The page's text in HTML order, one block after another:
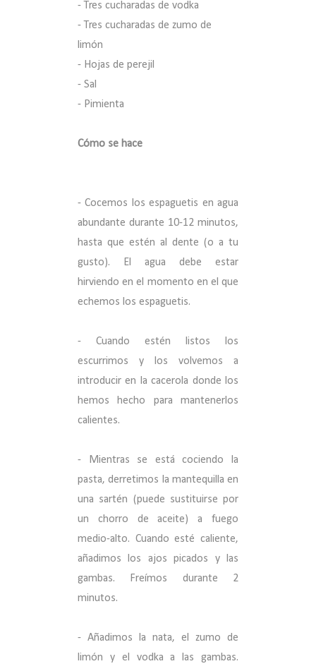
- Tres cucharadas de vodka
- Tres cucharadas de zumo de
limón
- Hojas de perejil
- Sal
- Pimienta
Cómo se hace
- Cocemos los espaguetis en agua
abundante durante 10-12 minutos,
hasta que estén al dente (o a tu
gusto). El agua debe estar
hirviendo en el momento en el que
echemos los espaguetis.
- Cuando estén listos los
escurrimos y los volvemos a
introducir en la cacerola donde los
hemos hecho para mantenerlos
calientes.
- Mientras se está cociendo la
pasta, derretimos la mantequilla en
una sartén (puede sustituirse por
un chorro de aceite) a fuego
medio-alto. Cuando esté caliente,
añadimos los ajos picados y las
gambas. Freímos durante 2
minutos.
- Añadimos la nata, el zumo de
limón y el vodka a las gambas.